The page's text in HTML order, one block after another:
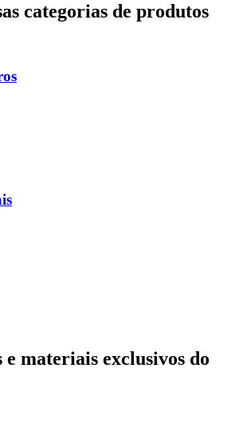
categorias de produtos
materiais exclusivos do